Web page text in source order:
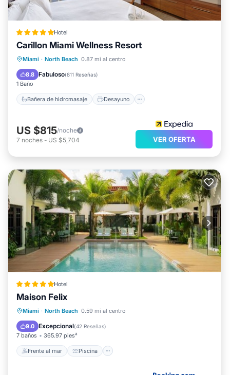
Hotel
Carillon Miami Wellness Resort
Miami · North Beach 0.87 mi al centro
8.8 Fabuloso(811 Reseñas)
1 Baño
Bañera de hidromasaje Desayuno
Bañera de hidromasaje
Aparcamiento
US $815/noche
7 noches - US $5,704 VER OFERTA
Hotel
Maison Felix
Miami · North Beach 0.59 mi al centro
9.0 Excepcional(42 Reseñas)
7 baños 365.97 pies²
Frente al mar Piscina
Frente al mar Piscina
Balcón/Terraza